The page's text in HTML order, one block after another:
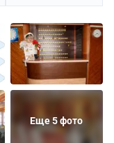
Еще 5 фото